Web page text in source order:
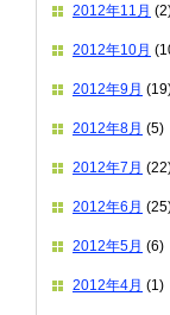
2012年11月
2012年10月
2012年9月
2012年8月 (5)
2012年7月
2012年6月
2012年5月 (6)
2012年4月 (1)